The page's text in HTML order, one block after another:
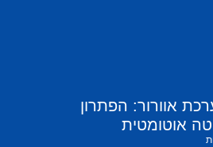
אוורור: הפתרון
אוטומטית